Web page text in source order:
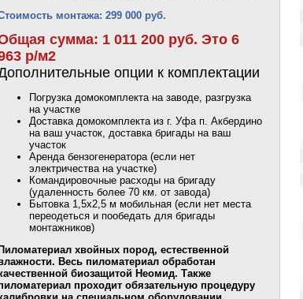
монтажа: 299 000 руб.
сумма: 1 011 200 руб. Это 6
р/м2
опции к комплектации
Погрузка домокомплекта на заводе, разгрузка
на участке
Доставка домокомплекта из г. Уфа п. Акбердино
на ваш участок, доставка бригады на ваш
участок
Аренда бензогенератора (если нет
электричества на участке)
Командировочные расходы на бригаду
(удаленность более 70 км. от завода)
Бытовка 1,5х2,5 м мобильная (если нет места
переодеться и пообедать для бригады
монтажников)
хвойных пород, естественной
Весь пиломатериал обработан
биозащитой Неомид. Также
проходит обязательную процедуру